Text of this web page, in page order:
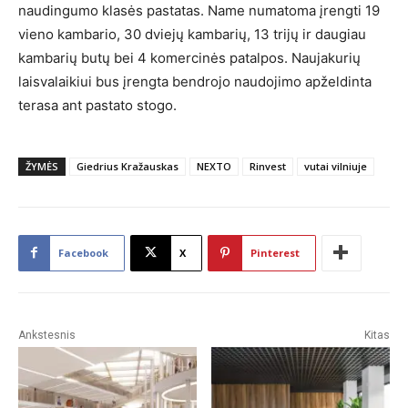
naudingumo klasės pastatas. Name numatoma įrengti 19
vieno kambario, 30 dviejų kambarių, 13 trijų ir daugiau
kambarių butų bei 4 komercinės patalpos. Naujakurių
laisvalaikiui bus įrengta bendrojo naudojimo apželdinta
terasa ant pastato stogo.
ŽYMĖS Giedrius Kražauskas NEXTO Rinvest vutai vilniuje
Facebook X Pinterest
Ankstesnis Kitas